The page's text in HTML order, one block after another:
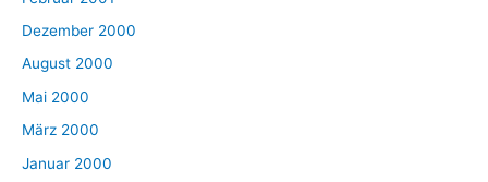
Dezember 2000
August 2000
Mai 2000
März 2000
Januar 2000